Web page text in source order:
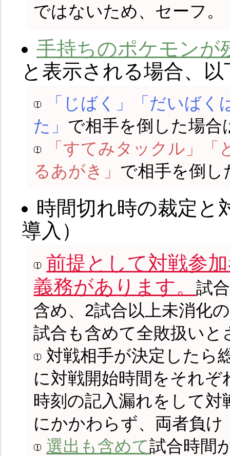
ではないため、セーフ。
手持ちのポケモンが
と表示される場合、
「じばく」「だいば
た」 で相手を倒した場合
「すてみタックル」
るあがき」 で相手を倒し
時間切れ時の裁定
導入）
前提として対戦参
義務があります。試
含め、2試合以上未消化
試合も含めて全敗扱いと
対戦相手が決定したら
に対戦開始時間をそれ
時刻の記入漏れをして
にかかわらず、両者負
選出も含めて試合時間